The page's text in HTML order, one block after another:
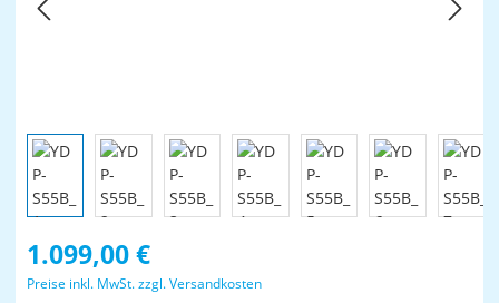
Regulärer Preis:
1.099,00 €
Preise inkl. MwSt. zzgl. Versandkosten